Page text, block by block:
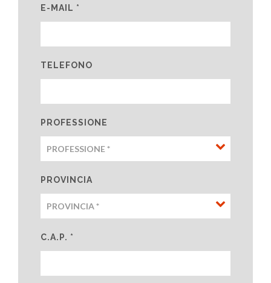
E-MAIL *
TELEFONO
PROFESSIONE
PROVINCIA
C.A.P. *